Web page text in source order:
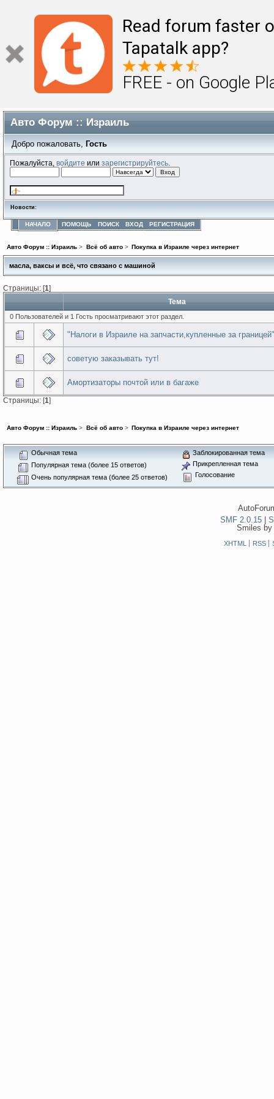
Read forum faster
Tapatalk app?
FREE - on Google
Авто Форум :: Израиль
Добро пожаловать, Гость
Пожалуйста,войдите илизарегистрируйтесь
Новости:
НАЧАЛО ПОМОЩЬ ПОИСК ВХОД РЕГИСТРАЦИЯ
Авто Форум :: Израиль > Всё об авто> Покупка в Израиле через интернет
масла, ваксы и всё, что связано с машиной
Страницы: [1]
Тема
0 Пользователей и 1 Гость просматривают этот раздел.
"Налоги в Израиле на запчасти,купленные за
советую заказывать тут!
Амортизаторы почтой или в багаже
Страницы: [1]
Авто Форум :: Израиль > Всё об авто> Покупка в Израиле через интернет
Обычная тема
Популярная тема (более 15 ответов)
Очень популярная тема (более 25 ответов)
Заблокированная тема
Прикрепленная тема
Голосование
SMF 2.0.15
Smiles
XHTML RSS